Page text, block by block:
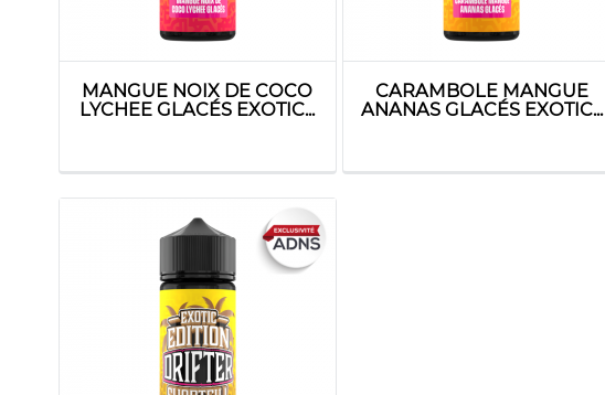
MANGUE NOIX DE COCO
LYCHEE GLACÉS EXOTIC...
CARAMBOLE MANGUE
ANANAS GLACÉS EXOTIC...